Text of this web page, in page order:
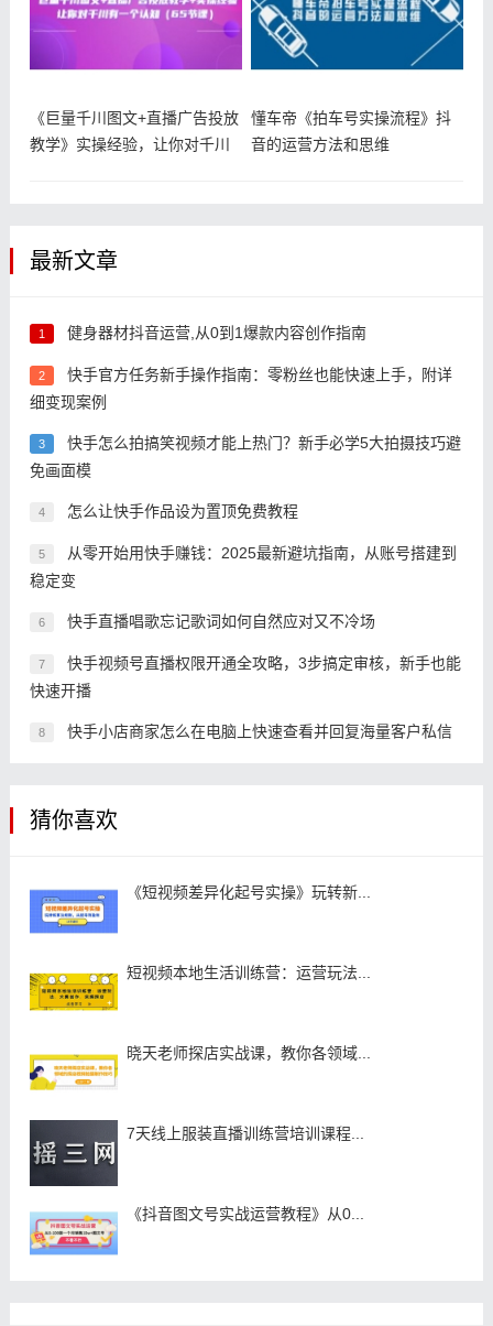
《巨量千川图文+直播广告投放
教学》实操经验，让你对千川
懂车帝《拍车号实操流程》抖
音的运营方法和思维
最新文章
1 健身器材抖音运营,从0到1爆款内容创作指南
2
快手官方任务新手操作指南：零粉丝也能快速上手，附详
细变现案例
3
快手怎么拍搞笑视频才能上热门？新手必学5大拍摄技巧避
免画面模
4 怎么让快手作品设为置顶免费教程
5
从零开始用快手赚钱：2025最新避坑指南，从账号搭建到
稳定变
6 快手直播唱歌忘记歌词如何自然应对又不冷场
7
快手视频号直播权限开通全攻略，3步搞定审核，新手也能
快速开播
8 快手小店商家怎么在电脑上快速查看并回复海量客户私信
猜你喜欢
《短视频差异化起号实操》玩转新...
短视频本地生活训练营：运营玩法...
晓天老师探店实战课，教你各领域...
7天线上服装直播训练营培训课程...
《抖音图文号实战运营教程》从0...